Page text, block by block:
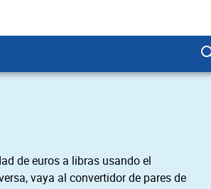
de euros a libras usando el
vaya al convertidor de pares de